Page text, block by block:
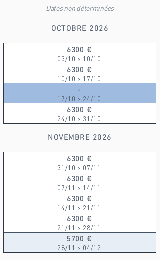
Dates non déterminées
OCTOBRE 2026
6300 €
03/10 > 10/10
6300 €
10/10 > 17/10
-
17/10 > 24/10
6300 €
24/10 > 31/10
NOVEMBRE 2026
6300 €
31/10 > 07/11
6300 €
07/11 > 14/11
6300 €
14/11 > 21/11
6300 €
21/11 > 28/11
5700 €
28/11 > 04/12